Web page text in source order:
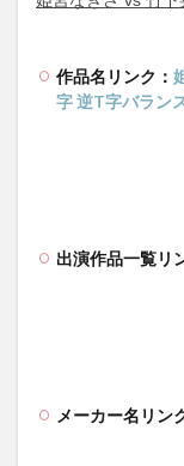
作品名リンク：
字 逆T字バラン
出演作品一覧リ
メーカー名リン